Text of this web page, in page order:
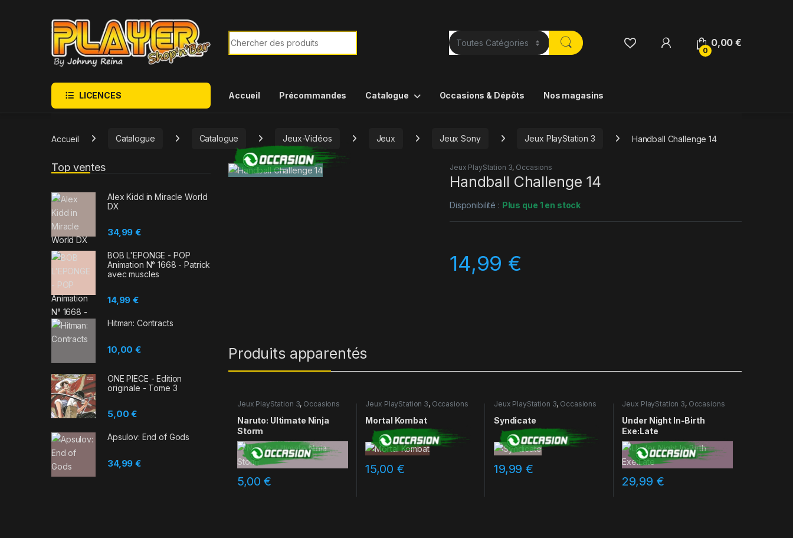
Recherche de :
0
0,00€
LICENCES Accueil Précommandes Catalogue Occasions & Dépôts Nos magasins
Accueil Catalogue Catalogue Jeux-Vidéos Jeux Jeux Sony Jeux PlayStation 3 Handball Challenge 14
Jeux PlayStation 3, Occasions
Handball Challenge 14
Disponibilité : Plus que 1 en stock
14,99 €
Produits apparentés
Jeux PlayStation 3, Occasions
Naruto: Ultimate Ninja
Storm
5,00€
Jeux PlayStation 3, Occasions
Mortal Kombat
15,00 €
Jeux PlayStation 3, Occasions
Syndicate
19,99€
Jeux PlayStation 3, Occasions
Under Night In-Birth
Exe:Late
29,99 €
Top ventes
Alex Kidd in Miracle World
DX
34,99€
BOB L'EPONGE - POP
Animation N° 1668 - Patrick
avec muscles
14,99€
Hitman: Contracts
10,00€
ONE PIECE - Edition
originale - Tome 3
5,00€
Apsulov: End of Gods
34,99€